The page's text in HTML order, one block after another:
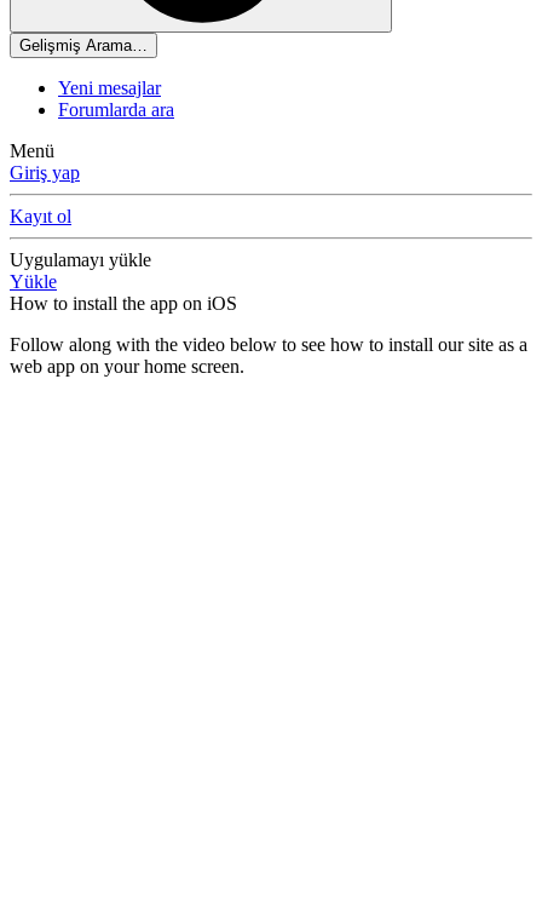
Gelişmiş Arama…
Yeni mesajlar
Forumlarda ara
Menü
Giriş yap
Kayıt ol
Uygulamayı yükle
Yükle
How to install the app on iOS
Follow along with the video below to see how to install our site as a
web app on your home screen.